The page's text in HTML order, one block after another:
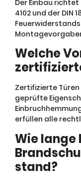
Der Einbau richtet
4102 und der DIN
Welche
Zertifizierte
geprüfte
erfüllen alle
Wie lange
stand?